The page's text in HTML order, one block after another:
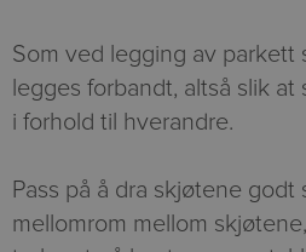
Som ved legging av parkett
legges forbandt, altså slik
i forhold til hverandre.
Pass på å dra skjøtene
mellomrom mellom